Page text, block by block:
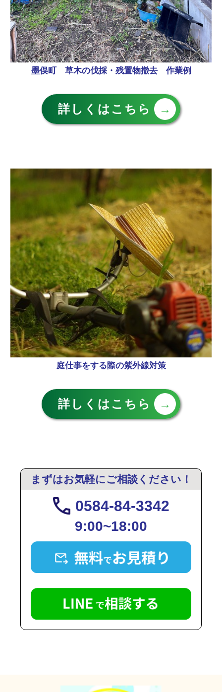
墨俣町 草木の伐採・残置物撤去 作業例
詳しくはこちら→
庭仕事をする際の紫外線対策
詳しくはこちら→
まずはお気軽にご相談ください！
0584-84-3342
9:00~18:00